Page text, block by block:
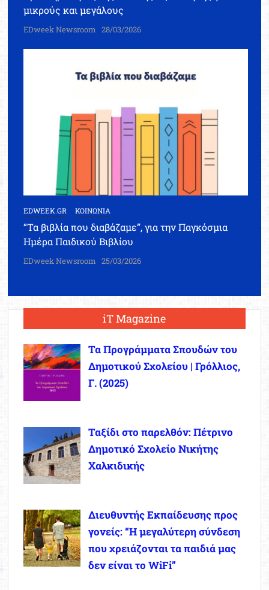
μικρούς και μεγάλους
EDweek Newsroom 28/03/2026
EDWEEK.GR ΚΟΙΝΩΝΙΑ
“Τα βιβλία που διαβάζαμε”, για την Παγκόσμια
Ημέρα Παιδικού Βιβλίου
EDweek Newsroom 25/03/2026
iT Magazine
Τα Προγράμματα Σπουδών του
Δημοτικού Σχολείου | Γρόλλιος,
Γ. (2025)
Ταξίδι στο παρελθόν: Πέτρινο
Δημοτικό Σχολείο Νικήτης
Χαλκιδικής
Διευθυντής Εκπαίδευσης προς
γονείς: “Η μεγαλύτερη σύνδεση
που χρειάζονται τα παιδιά μας
δεν είναι το WiFi”